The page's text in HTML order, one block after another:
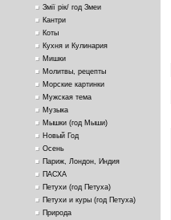
Змії рік/ год Змеи
Кантри
Коты
Кухня и Кулинария
Мишки
Молитвы, рецепты
Морские картинки
Мужская тема
Музыка
Мышки (год Мыши)
Новый Год
Осень
Париж, Лондон, Индия
ПАСХА
Петухи (год Петуха)
Петухи и куры (год Петуха)
Природа